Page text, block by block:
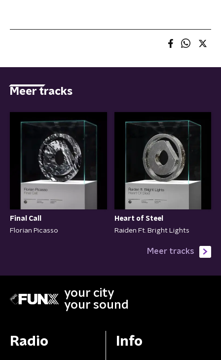
Meer tracks
Final Call
Florian Picasso
Heart of Steel
Raiden Ft. Bright Lights
Meer tracks
your city
your sound
Radio Info